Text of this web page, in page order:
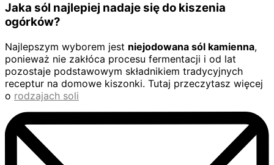
Jaka sól najlepiej nadaje się do kiszenia
ogórków?
Najlepszym wyborem jest niejodowana sól kamienna,
ponieważ nie zakłóca procesu fermentacji i od lat
pozostaje podstawowym składnikiem tradycyjnych
receptur na domowe kiszonki. Tutaj przeczytasz więcej
o rodzajach soli